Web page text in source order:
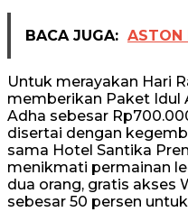
BACA JUGA:
Untuk merayakan Hari
memberikan Paket Idul
Adha sebesar
disertai dengan
sama Hotel Santika
menikmati permainan
dua orang, gratis akses
sebesar 50 persen